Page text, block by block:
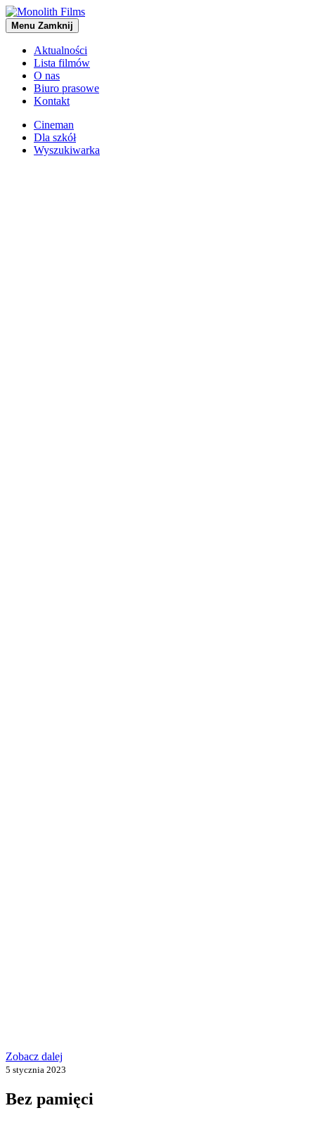
Menu Zamknij
Aktualności
Lista filmów
O nas
Biuro prasowe
Kontakt
Cineman
Dla szkół
Wyszukiwarka
Zobacz dalej
5 stycznia 2023
Bez pamięci